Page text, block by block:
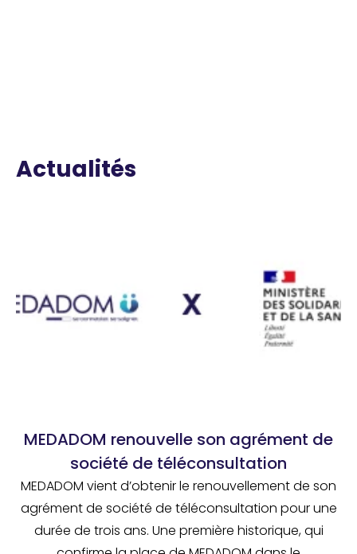
Actualités
MEDADOM renouvelle son agrément de
société de téléconsultation
MEDADOM vient d’obtenir le renouvellement de son
agrément de société de téléconsultation pour une
durée de trois ans. Une première historique, qui